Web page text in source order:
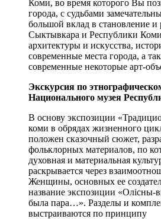
Коми, во время которого Вы
города, с судьбами
большой вклад в становление и
Сыктывкара и Республики
архитектуры и искусства,
современные места города, а
современные некоторые арт-
Экскурсия по
Национального музея
В основу экспозиции
коми в обрядах жизненного
положен сказочный сюжет,
фольклорных материалов, по
духовная и материальная
раскрывается через
Женщины, основных ее
название экспозиции
была пара…». Разделы и
выстраиваются по принципу